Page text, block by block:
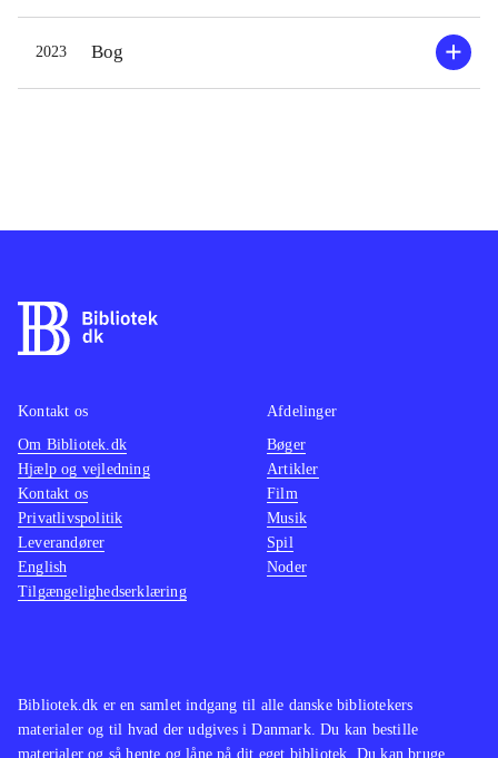
2023 Bog
Bibliotek.dk er en samlet indgang til alle danske bibliotekers
materialer og til hvad der udgives i Danmark. Du kan bestille
materialer og så hente og låne på dit eget bibliotek. Du kan bruge
Kontakt os
Om Bibliotek.dk
Hjælp og vejledning
Kontakt os
Privatlivspolitik
Leverandører
English
Tilgængelighedserklæring
Afdelinger
Bøger
Artikler
Film
Musik
Spil
Noder